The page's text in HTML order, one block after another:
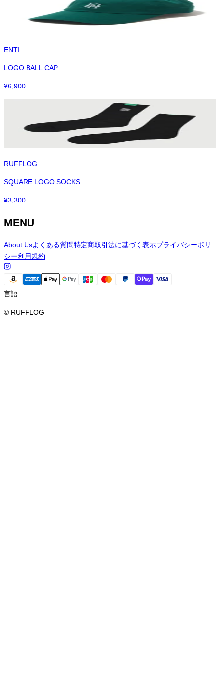
ENTI
LOGO BALL CAP
¥6,900
RUFFLOG
SQUARE LOGO SOCKS
¥3,300
MENU
About Usよくある質問特定商取引法に基づく表示プライバシーポリ
シー利用規約
言語
© RUFFLOG